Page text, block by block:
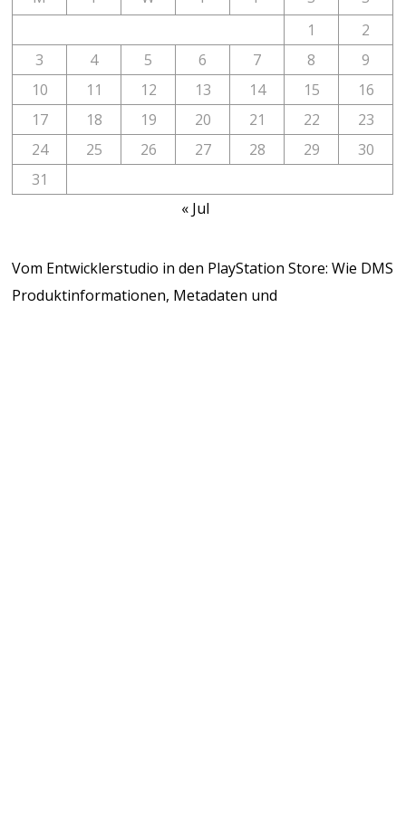
1
2
3
4 5 6 7 8
9
10
11 12 13 14 15
16
17
18 19 20 21 22
23
24
25 26 27 28 29
30
31
« Jul
Vom Entwicklerstudio in den PlayStation Store: Wie DMS
Produktinformationen, Metadaten und